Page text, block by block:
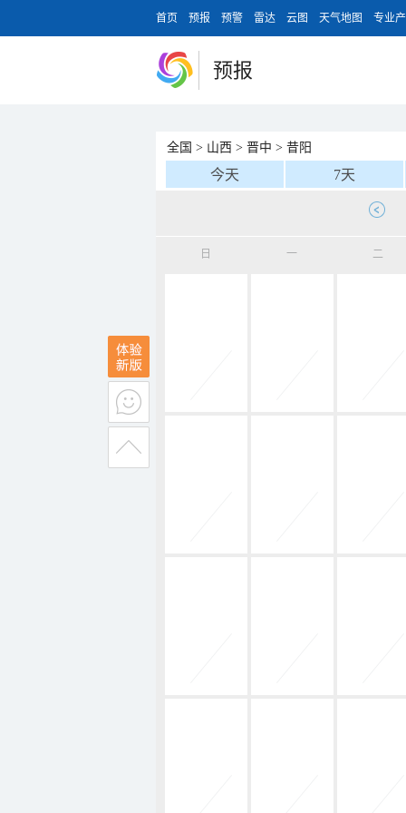
首页 预报 预警 雷达 云图 天气地图 专业
预报
全国 > 山西 > 晋中 > 昔阳
今天 7天
日 一 二